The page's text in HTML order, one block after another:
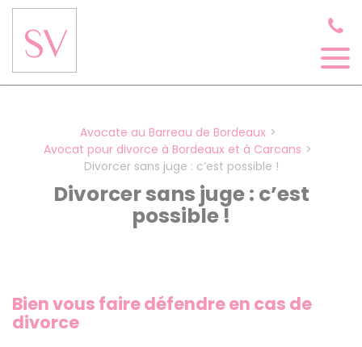
Avocate au Barreau de Bordeaux
Avocat pour divorce à Bordeaux et à Carcans
Divorcer sans juge : c’est possible !
Divorcer sans juge : c’est
possible !
Bien vous faire défendre en cas de
divorce
Panneau de gestion des cookies